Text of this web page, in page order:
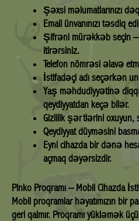
Şəxsi məlumatlarınızı
Email ünvanınızı təsdiq
Şifrəni mürəkkəb seçin
itirərsiniz.
Telefon nömrəsi əlavə
İstifadəçi adı seçərkən
Yaş məhdudiyyətinə
qeydiyyatdan keçə bilər.
Gizlilik şərtlərini oxuyun,
Qeydiyyat düyməsini
Eyni cihazda bir dənə
açmaq dəyərsizdir.
Pinko Proqramı – Mobil Cihazda
Mobil proqramlar həyatımızın bir
geri qalmır. Proqramı yükləmək